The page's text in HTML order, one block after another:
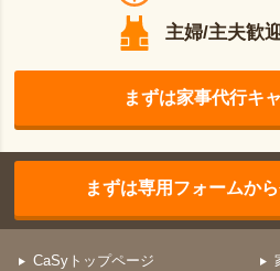
主婦/主夫歓
まずは家事代行キ
まずは専用フォームか
CaSyトップページ